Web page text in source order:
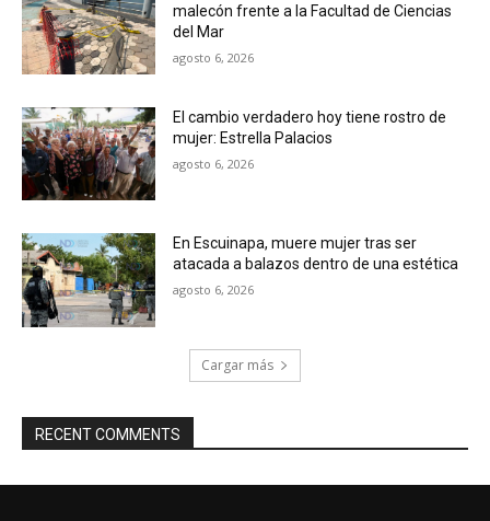
malecón frente a la Facultad de Ciencias
del Mar
agosto 6, 2026
El cambio verdadero hoy tiene rostro de
mujer: Estrella Palacios
agosto 6, 2026
En Escuinapa, muere mujer tras ser
atacada a balazos dentro de una estética
agosto 6, 2026
Cargar más
RECENT COMMENTS